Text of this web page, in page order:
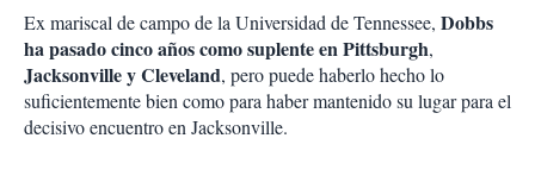
Ex mariscal de campo de la Universidad de Tennessee, Dobbs
ha pasado cinco años como suplente en Pittsburgh,
Jacksonville y Cleveland, pero puede haberlo hecho lo
suficientemente bien como para haber mantenido su lugar para el
decisivo encuentro en Jacksonville.